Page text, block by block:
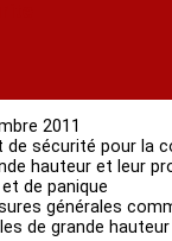
2011
de sécurité pour la
hauteur et leur
de panique
générales
de grande hauteur